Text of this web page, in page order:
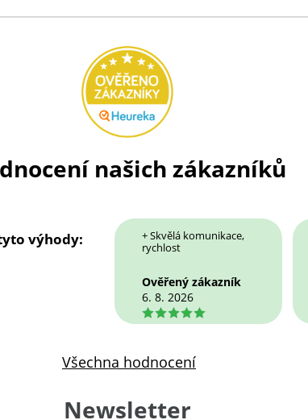
našich zákazníků
výhody:
+ Skvělá komunikace,
rychlost
Ověřený zákazník
6. 8. 2026
5
Všechna hodnocení
Newsletter